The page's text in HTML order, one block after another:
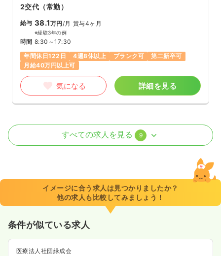
2交代（常勤）
給与 38.1万円/月 賞与4ヶ月
※経験3年の例
時間 8:30～17:30
年間休日122日
4週8休以上 ブランク可
第二新卒可
月給40万円以上可
気になる 詳細を見る
検診・健診 正看護師
8:30～17:30（休憩60分）
日祝休み
年間休日122日 月給25万円以上可
気になる
すべての求人を見る 9
イメージに合う求人は見つかりましたか？
他の求人も比較してみましょう！
条件が似ている求人
医療法人社団緑成会